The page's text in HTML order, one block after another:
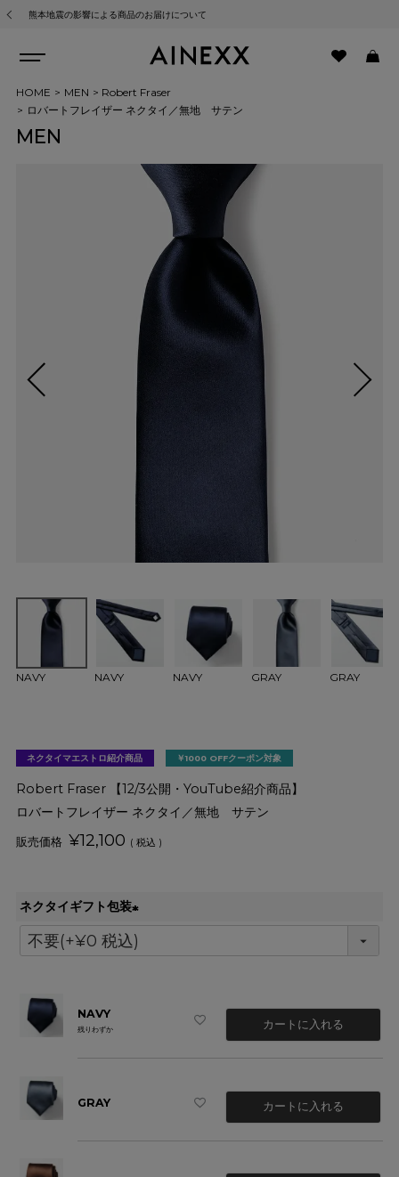
熊本地震の影響による商品のお届けについて
HOME MEN
Robert Fraser
ロバートフレイザー ネクタイ／無地 サテン
MEN
NAVY NAVY NAVY GRAY GRAY
ネクタイマエストロ紹介商品 ￥1000 OFFクーポン対象
Robert Fraser 【12/3公開・YouTube紹介商品】
ロバートフレイザー ネクタイ／無地 サテン
¥12,100 税込
ネクタイギフト包装
(
必
NAVY
残りわずか カートに入れる
GRAY カートに入れる